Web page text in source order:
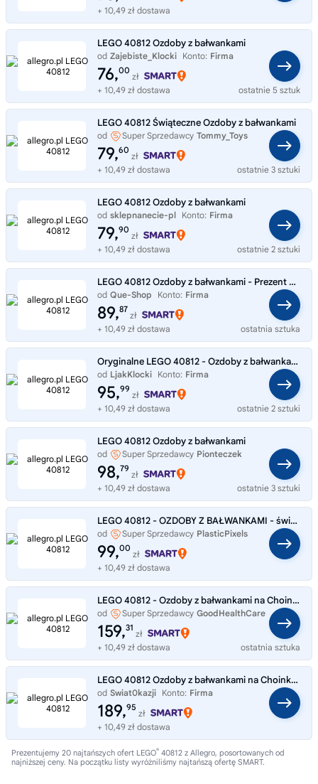
+ 10,49 zł dostawa
LEGO 40812 Ozdoby z bałwankami
od Zajebiste_Klocki Konto: Firma
76,00
zł
+ 10,49 zł dostawa
ostatnie 5 sztuk
LEGO 40812 Świąteczne Ozdoby z bałwankami
od Super Sprzedawcy Tommy_Toys
79,60
zł
+ 10,49 zł dostawa
ostatnie 3 sztuki
LEGO 40812 Ozdoby z bałwankami
od sklepnanecie-pl Konto: Firma
79,90
zł
+ 10,49 zł dostawa
ostatnie 2 sztuki
LEGO 40812 Ozdoby z bałwankami - Prezent Mikołaj
od Que-Shop Konto: Firma
89,87
zł
+ 10,49 zł dostawa
ostatnia sztuka
Oryginalne LEGO 40812 - Ozdoby z bałwankami na Choinkę Choinkowe Klocki
od LjakKlocki Konto: Firma
95,99
zł
+ 10,49 zł dostawa
ostatnie 2 sztuki
LEGO 40812 Ozdoby z bałwankami
od Super Sprzedawcy Pionteczek
98,79
zł
+ 10,49 zł dostawa
ostatnie 3 sztuki
LEGO 40812 - OZDOBY Z BAŁWANKAMI - świąteczne święta boże narodzenie - NOWY
od Super Sprzedawcy PlasticPixels
99,00
zł
+ 10,49 zł dostawa
LEGO 40812 - Ozdoby z bałwankami na Choinkę jak Bombki Choinkowe Klocki
od Super Sprzedawcy GoodHealthCare
159,31
zł
+ 10,49 zł dostawa
ostatnia sztuka
LEGO 40812 Ozdoby z bałwankami na Choinkę jak Bombki Choinkowe Klocki NOWE
od Swiat0kazji Konto: Firma
189,95
zł
+ 10,49 zł dostawa
Prezentujemy 20 najtańszych ofert LEGO® 40812 z Allegro, posortowanych od
najniższej ceny. Na początku listy wyróżniliśmy najtańszą ofertę SMART.